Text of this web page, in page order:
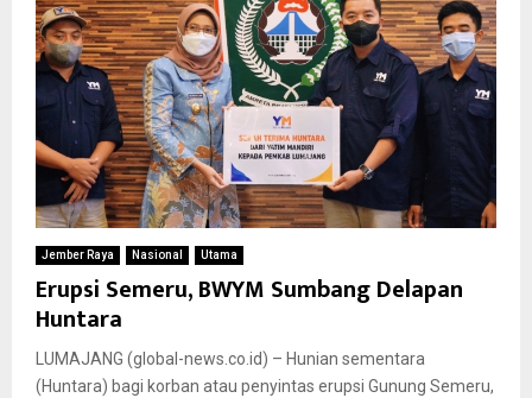
Jember Raya Nasional Utama
Erupsi Semeru, BWYM Sumbang Delapan
Huntara
LUMAJANG (global-news.co.id) – Hunian sementara
(Huntara) bagi korban atau penyintas erupsi Gunung Semeru,